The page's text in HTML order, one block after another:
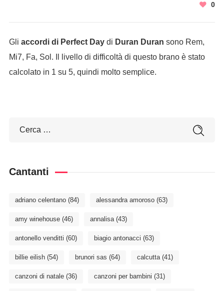
0
Gli accordi di Perfect Daydi Duran Duran sono Rem,
Mi7, Fa, Sol. Il livello di difficoltà di questo brano è stato
calcolato in 1 su 5, quindi molto semplice.
Cantanti
adriano celentano(84) alessandra amoroso(63)
amy winehouse(46) annalisa(43)
antonello venditti (60) biagio antonacci (63)
billie eilish(54) brunori sas (64) calcutta(41)
canzoni di natale(36) canzoni per bambini (31)